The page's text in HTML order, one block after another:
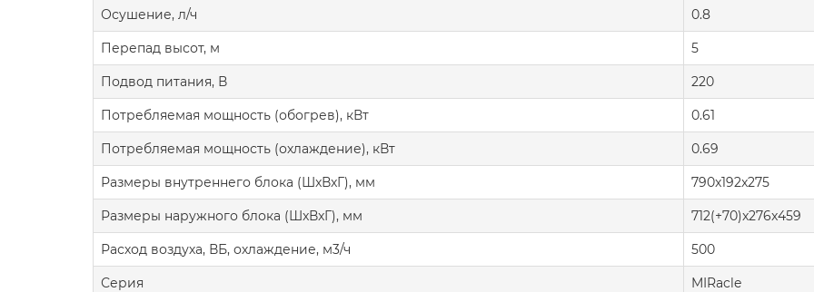
Осушение, л/ч 0.8
Перепад высот, м 5
Подвод питания, В 220
Потребляемая мощность (обогрев), кВт 0.61
Потребляемая мощность (охлаждение), кВт 0.69
Размеры внутреннего блока (ШxВxГ), мм 790x192x275
Размеры наружного блока (ШxВxГ), мм 712(+70)x276x459
Расход воздуха, ВБ, охлаждение, м3/ч 500
Серия MIRacle